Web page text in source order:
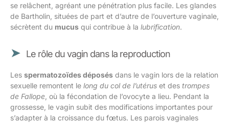
se relâchent, agréant une pénétration plus facile. Les glandes
de Bartholin, situées de part et d’autre de l’ouverture vaginale,
sécrètent du mucus qui contribue à la lubrification.
Le rôle du vagin dans la reproduction
Les spermatozoïdes déposés dans le vagin lors de la relation
sexuelle remontent le long du col de l’utérus et des trompes
de Fallope , où la fécondation de l’ovocyte a lieu. Pendant la
grossesse, le vagin subit des modifications importantes pour
s’adapter à la croissance du fœtus. Les parois vaginales